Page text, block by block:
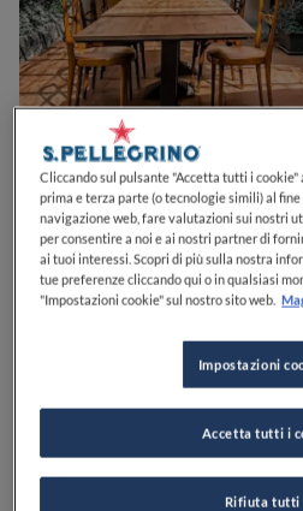
1
Via Aquilini, 525060BrioneBSItalia
Cliccando sul pulsante "Accetta tutti i
prima e terza parte (o tecnologie simili) al
navigazione web, fare valutazioni sui nostri
per consentire a noi e ai nostri partner di
ai tuoi interessi. Scopri di più sulla nostra
tue preferenze cliccando qui o in qualsiasi
"Impostazioni cookie" sul nostro sito web.
Impostazioni
Rifiuta tutti
Accetta tutti i